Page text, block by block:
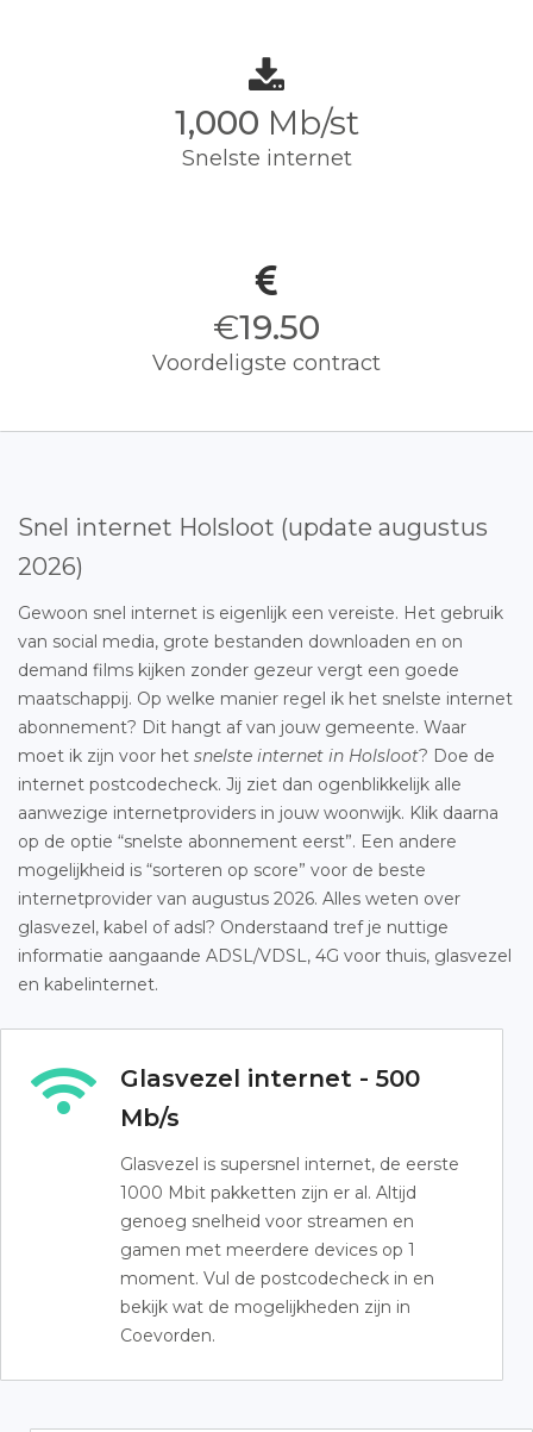
1,000 Mb/st
Snelste internet
€19.50
Voordeligste contract
Snel internet Holsloot (update augustus
2026)
Gewoon snel internet is eigenlijk een vereiste. Het gebruik
van social media, grote bestanden downloaden en on
demand films kijken zonder gezeur vergt een goede
maatschappij. Op welke manier regel ik het snelste internet
abonnement? Dit hangt af van jouw gemeente. Waar
moet ik zijn voor het snelste internet in Holsloot? Doe de
internet postcodecheck. Jij ziet dan ogenblikkelijk alle
aanwezige internetproviders in jouw woonwijk. Klik daarna
op de optie “snelste abonnement eerst”. Een andere
mogelijkheid is “sorteren op score” voor de beste
internetprovider van augustus 2026. Alles weten over
glasvezel, kabel of adsl? Onderstaand tref je nuttige
informatie aangaande ADSL/VDSL, 4G voor thuis, glasvezel
en kabelinternet.
Glasvezel internet - 500
Mb/s
Glasvezel is supersnel internet, de eerste
1000 Mbit pakketten zijn er al. Altijd
genoeg snelheid voor streamen en
gamen met meerdere devices op 1
moment. Vul de postcodecheck in en
bekijk wat de mogelijkheden zijn in
Coevorden.